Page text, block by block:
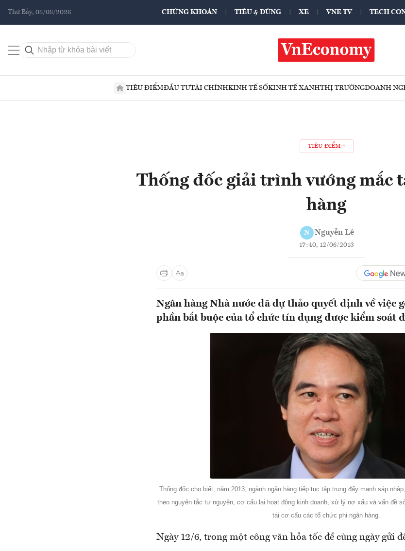
Thứ Bảy, 08/08/2026 CHỨNG KHOÁN TIÊU & DÙNG XE VNE TV TECH
TIÊU ĐIỂMĐẦU TƯTÀI CHÍNHKINH TẾ SỐKINH TẾ XANHTHỊ TRƯỜNGDOANH
TIÊU ĐIỂM
Thống đốc giải trình vướng mắc
hàng
N Nguyễn Lê
17:40, 12/06/2013
Ngân hàng Nhà nước đã dự thảo quyết định về việc
phần bắt buộc của tổ chức tín dụng được kiểm soát
Thống đốc cho biết, năm 2013, ngành ngân hàng tiếp tục tập trung đẩy mạnh sáp
theo nguyên tắc tự nguyện, cơ cấu lại hoạt động kinh doanh, xử lý nợ xấu và vấn đề
tái cơ cấu các tổ chức phi ngân hàng.
Ngày 12/6, trong một công văn hỏa tốc đề cùng ngày gửi